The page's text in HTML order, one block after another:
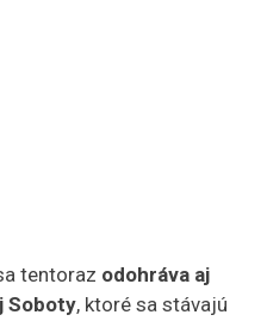
tentoraz odohráva aj
Soboty, ktoré sa stávajú